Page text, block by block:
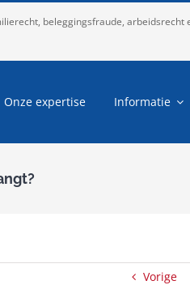
beleggingsfraude, arbeidsrecht
Onze expertise Informatie
Vorige